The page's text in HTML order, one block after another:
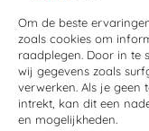
Om de beste
zoals cookies om
raadplegen. Door in te
wij gegevens zoals
verwerken. Als je geen
intrekt, kan dit een
en mogelijkheden.